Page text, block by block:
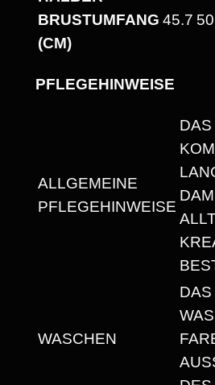
E
X
T
-
T
M
N
BRUSTUMFANG
(CM)
45.7
PFLEGEHINWEISE
ALLGEMEINE
PFLEGEHINWEISE
WASCHEN